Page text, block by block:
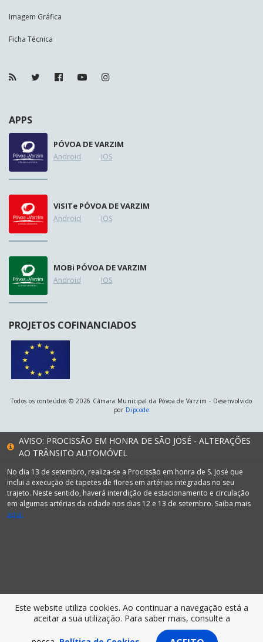
Imagem Gráfica
Ficha Técnica
APPS
PÓVOA DE VARZIM
Android IOS
VISITe PÓVOA DE VARZIM
Android IOS
MOBi PÓVOA DE VARZIM
Android IOS
PROJETOS COFINANCIADOS
Todos os conteúdos © 2026 Câmara Municipal da Póvoa de Varzim - Desenvolvido
por Dipcode
AVISO: PROCISSÃO EM HONRA DE SÃO JOSÉ - ALTERAÇÕES
AO TRÂNSITO AUTOMÓVEL
No dia 13 de setembro, realiza-se a Procissão em honra de S. José que
inclui a execução de tapetes de flores em artérias integradas no seu
trajeto. Neste sentido, haverá interdição de estacionamento e circulação
em algumas artérias da cidade nos dias 12 e 13 de setembro. Saiba mais
aqui.
Este website utiliza cookies. Ao continuar a navegação está a
aceitar a sua utilização. Para saber mais, consulte a